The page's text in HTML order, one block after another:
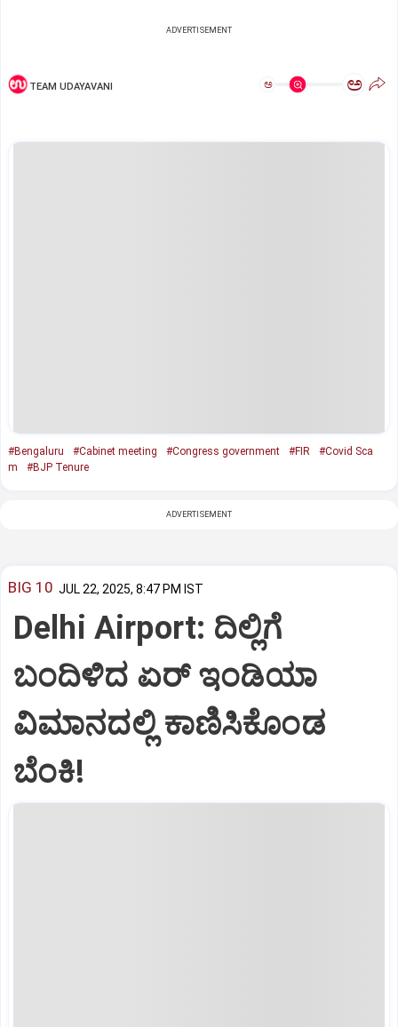
ADVERTISEMENT
TEAM UDAYAVANI ಅ ಅ
#Bengaluru #Cabinet meeting #Congress government #FIR
#Covid Sca
m
#BJP Tenure
ADVERTISEMENT
BIG 10 JUL 22, 2025, 8:47 PM IST
Delhi Airport: ದಿಲ್ಲಿಗೆ
ಬಂದಿಳಿದ ಏರ್‌ ಇಂಡಿಯಾ
ವಿಮಾನದಲ್ಲಿ ಕಾಣಿಸಿಕೊಂಡ
ಬೆಂಕಿ!